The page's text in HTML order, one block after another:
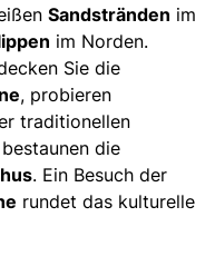
Sandstränden im
im Norden.
Sie die
, probieren
traditionellen
die
. Ein Besuch der
rundet das kulturelle